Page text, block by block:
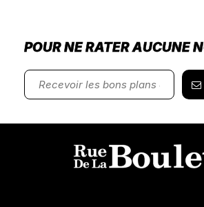
POUR NE RATER AUCUNE